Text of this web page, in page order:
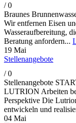
/ 0
Braunes
Wir entfernen Eisen
Wasseraufbereitung,
Beratung anfordern...
19 Mai
Stellenangebote
/ 0
Stellenangebote
LUTRION Arbeiten
Perspektive Die
entwickeln und
04 Mai